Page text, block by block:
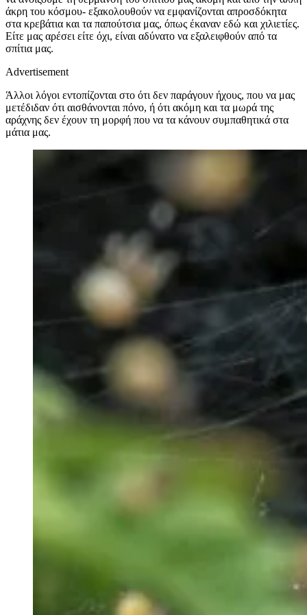
άκρη του κόσμου- εξακολουθούν να εμφανίζονται απροσδόκητα
στα κρεβάτια και τα παπούτσια μας, όπως έκαναν εδώ και χιλιετίες.
Είτε μας αρέσει είτε όχι, είναι αδύνατο να εξαλειφθούν από τα
σπίτια μας.
Advertisement
Άλλοι λόγοι εντοπίζονται στο ότι δεν παράγουν ήχους, που να μας
μετέδιδαν ότι αισθάνονται πόνο, ή ότι ακόμη και τα μωρά της
αράχνης δεν έχουν τη μορφή που να τα κάνουν συμπαθητικά στα
μάτια μας.